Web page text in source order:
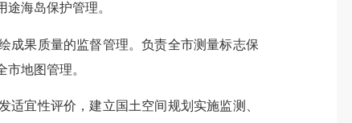
海岛保护管理。
果质量的监督管理。负责全市测量标志保
地图管理。
宜性评价，建立国土空间规划实施监测、